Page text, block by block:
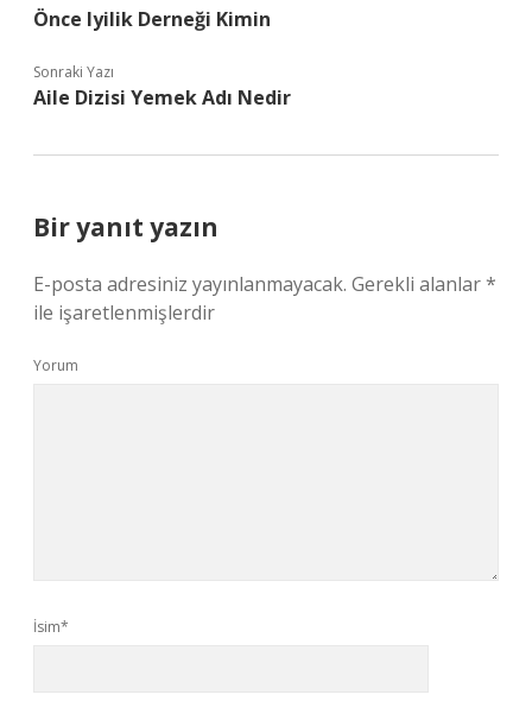
Önce Iyilik Derneği Kimin
Sonraki Yazı
Aile Dizisi Yemek Adı Nedir
Bir yanıt yazın
E-posta adresiniz yayınlanmayacak. Gerekli alanlar*
ile işaretlenmişlerdir
Yorum
İsim*